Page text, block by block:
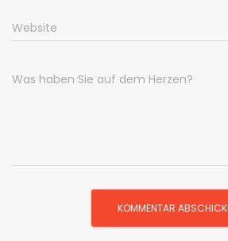
Website
Was haben Sie auf dem Herzen?